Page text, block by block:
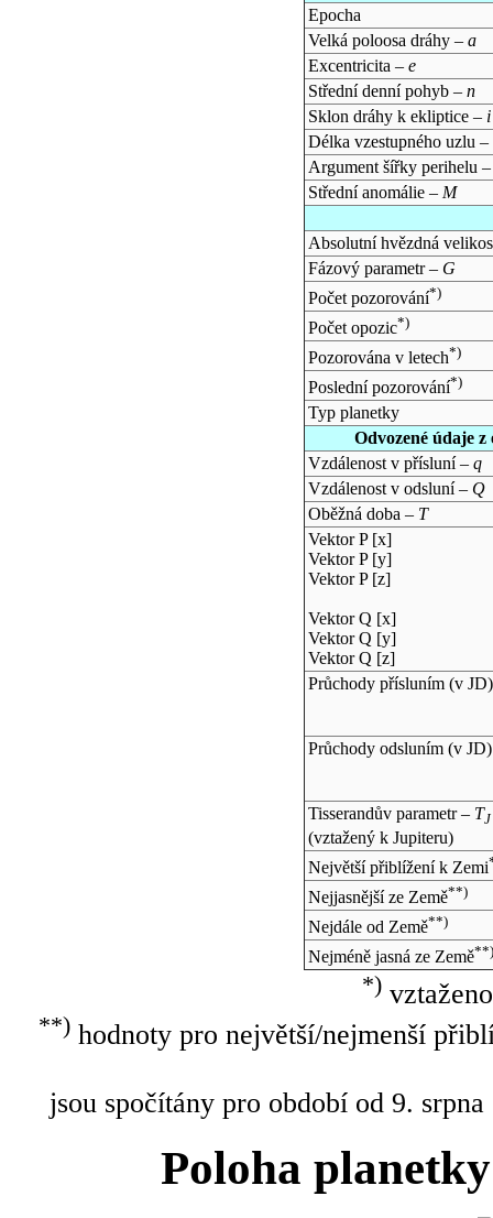
Epocha
Velká poloosa dráhy – a
Excentricita – e
Střední denní pohyb – n
Sklon dráhy k ekliptice – i
Délka vzestupného uzlu –
Argument šířky perihelu
Střední anomálie – M
Absolutní hvězdná
Fázový parametr – G
Počet pozorování*)
Počet opozic*)
Pozorována v letech*)
Poslední pozorování*)
Typ planetky
Odvozené údaje
Vzdálenost v přísluní – q
Vzdálenost v odsluní – Q
Oběžná doba – T
Vektor P [x]
Vektor P [y]
Vektor P [z]
Vektor Q [x]
Vektor Q [y]
Vektor Q [z]
Průchody přísluním (v JD)
Průchody odsluním (v JD)
Tisserandův parametr – TJ
(vztažený k Jupiteru)
Největší přiblížení k Zemi
Nejjasnější ze Země**)
Nejdále od Země**)
Nejméně jasná ze Země**)
*)
**)hodnoty pro největší/nejmenší
jsou spočítány pro období od 9.
Poloha